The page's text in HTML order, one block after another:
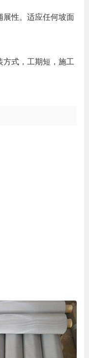
性。适应任何坡面
式，工期短，施工